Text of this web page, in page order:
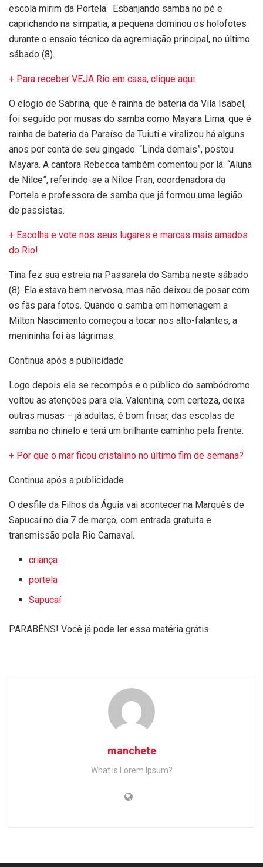
escola mirim da Portela. Esbanjando samba no pé e
caprichando na simpatia, a pequena dominou os holofotes
durante o ensaio técnico da agremiação principal, no último
sábado (8).
+ Para receber VEJA Rio em casa, clique aqui
O elogio de Sabrina, que é rainha de bateria da Vila Isabel,
foi seguido por musas do samba como Mayara Lima, que é
rainha de bateria da Paraíso da Tuiuti e viralizou há alguns
anos por conta de seu gingado. “Linda demais”, postou
Mayara. A cantora Rebecca também comentou por lá: “Aluna
de Nilce”, referindo-se a Nilce Fran, coordenadora da
Portela e professora de samba que já formou uma legião
de passistas.
+ Escolha e vote nos seus lugares e marcas mais amados
do Rio!
Tina fez sua estreia na Passarela do Samba neste sábado
(8). Ela estava bem nervosa, mas não deixou de posar com
os fãs para fotos. Quando o samba em homenagem a
Milton Nascimento começou a tocar nos alto-falantes, a
menininha foi às lágrimas.
Continua após a publicidade
Logo depois ela se recompôs e o público do sambódromo
voltou as atenções para ela. Valentina, com certeza, deixa
outras musas – já adultas, é bom frisar, das escolas de
samba no chinelo e terá um brilhante caminho pela frente.
+ Por que o mar ficou cristalino no último fim de semana?
Continua após a publicidade
O desfile da Filhos da Águia vai acontecer na Marquês de
Sapucaí no dia 7 de março, com entrada gratuita e
transmissão pela Rio Carnaval.
criança
portela
Sapucaí
PARABÉNS! Você já pode ler essa matéria grátis.
manchete
What is Lorem Ipsum?